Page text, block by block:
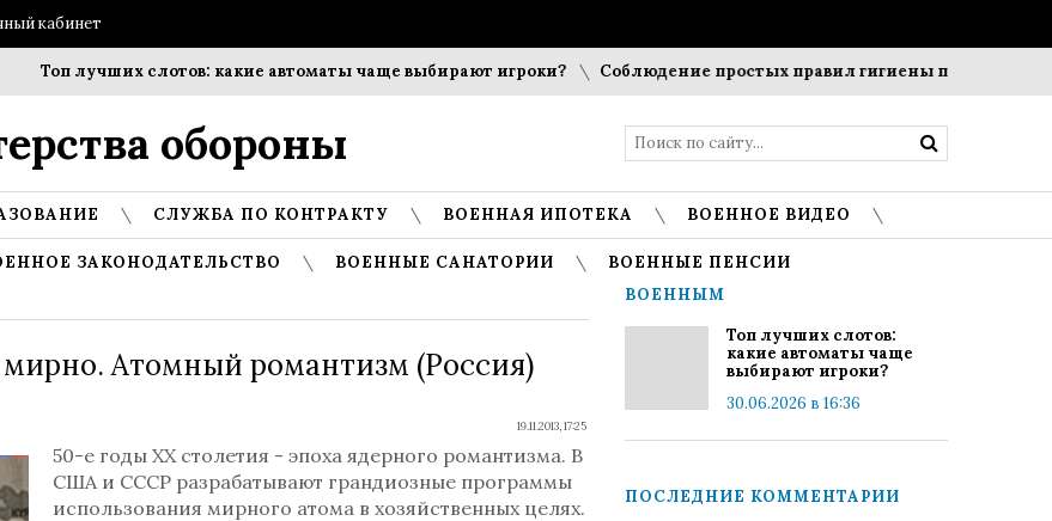
кабинет
Топ лучших слотов: какие автоматы чаще выбирают игроки? Соблюдение простых правил гигиены помогает
обороны
СЛУЖБА ПО КОНТРАКТУ ВОЕННАЯ ИПОТЕКА ВОЕННОЕ ВИДЕО
ЗАКОНОДАТЕЛЬСТВО ВОЕННЫЕ САНАТОРИИ
ВОЕННЫЕ ПЕНСИИ
мирно. Атомный романтизм (Россия)
19.11.2013, 17:25
50-е годы ХХ столетия - эпоха ядерного романтизма. В
США и СССР разрабатывают грандиозные программы
использования мирного атома в хозяйственных целях.
ВОЕННЫМ
Топ лучших слотов:
какие автоматы чаще
выбирают игроки?
30.06.2026 в 16:36
ПОСЛЕДНИЕ КОММЕНТАРИИ